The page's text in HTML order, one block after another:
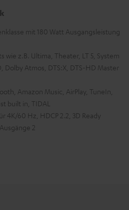
mit 180 Watt Ausgangsleistung
wie z.B. Ultima, Theater, LT 5, System
Atmos, DTS:X, DTS-HD Master
Amazon Music, AirPlay, TuneIn,
built in, TIDAL
4K/60 Hz, HDCP 2.2, 3D Ready
2